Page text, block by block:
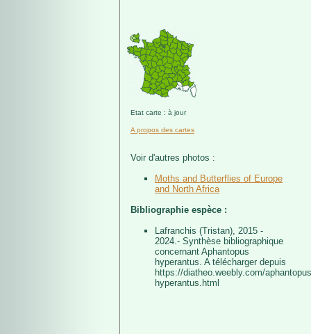
Etat carte : à jour
A propos des cartes
Voir d'autres photos :
Moths and Butterflies of Europe
and North Africa
Bibliographie espèce :
Lafranchis (Tristan), 2015 -
2024.- Synthèse bibliographique
concernant Aphantopus
hyperantus. A télécharger depuis
https://diatheo.weebly.com/
hyperantus.html